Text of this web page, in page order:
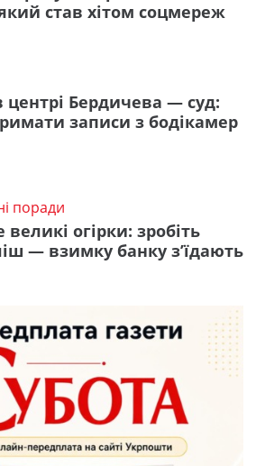
став хітом соцмереж
центрі Бердичева — суд:
записи з бодікамер
поради
огірки: зробіть
— взимку банку з’їдають